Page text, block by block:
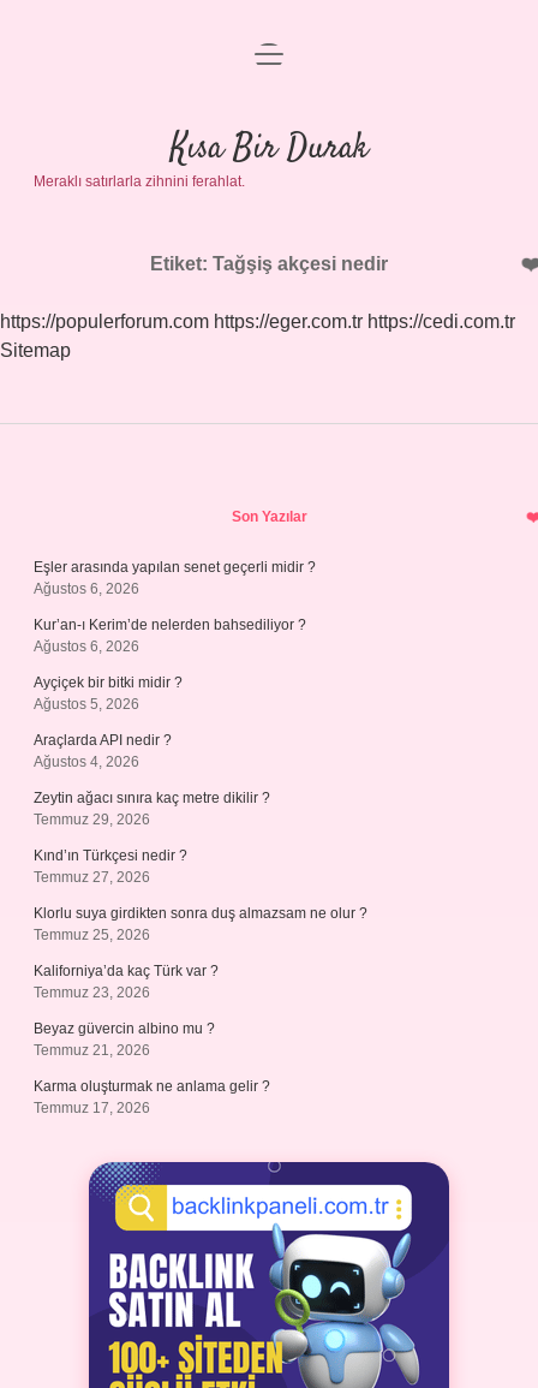
Anasayfa
Gizlilik Politikası
Yasal Uyarı
menüyü
Kısa Bir Durak
Meraklı satırlarla zihnini ferahlat.
Etiket: Tağşiş akçesi nedir
https://populerforum.com https://eger.com.tr https://cedi.com.tr
Sitemap
Son Yazılar
Eşler arasında yapılan senet geçerli midir ?
Ağustos 6, 2026
Kur’an-ı Kerim’de nelerden bahsediliyor ?
Ağustos 6, 2026
Ayçiçek bir bitki midir ?
Ağustos 5, 2026
Araçlarda API nedir ?
Ağustos 4, 2026
Zeytin ağacı sınıra kaç metre dikilir ?
Temmuz 29, 2026
Kınd’ın Türkçesi nedir ?
Temmuz 27, 2026
Klorlu suya girdikten sonra duş almazsam ne olur ?
Temmuz 25, 2026
Kaliforniya’da kaç Türk var ?
Temmuz 23, 2026
Beyaz güvercin albino mu ?
Temmuz 21, 2026
Karma oluşturmak ne anlama gelir ?
Temmuz 17, 2026